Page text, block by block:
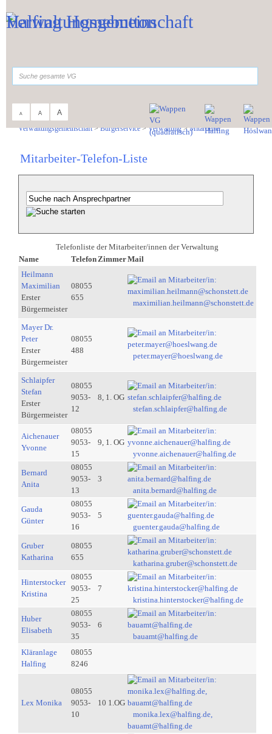
A A A
Verwaltungsgemeinschaft>Bürgerservice>Verwaltung>Mitarbeiter
Mitarbeiter-Telefon-Liste
Telefonliste der Mitarbeiter/innen der Verwaltung
Name
Telefon ZimmerMail
Heilmann
Maximilian
Erster
Bürgermeister
08055
655
maximilian.heilmann@schonstett.de
Mayer Dr.
Peter
Erster
Bürgermeister
08055
488
peter.mayer@hoeslwang.de
Schlaipfer
Stefan
Erster
Bürgermeister
08055
9053-
12
8, 1. OG
stefan.schlaipfer@halfing.de
Aichenauer
Yvonne
08055
9053-
15
9, 1. OG
yvonne.aichenauer@halfing.de
Bernard
Anita
08055
9053-
13
3
anita.bernard@halfing.de
Gauda
Günter
08055
9053-
16
5
guenter.gauda@halfing.de
Gruber
Katharina
08055
655
katharina.gruber@schonstett.de
Hinterstocker
Kristina
08055
9053-
25
7
kristina.hinterstocker@halfing.de
Huber
Elisabeth
08055
9053-
35
6
bauamt@halfing.de
Kläranlage
Halfing
08055
8246
Lex Monika
08055
9053-
10
10 1.OG
monika.lex@halfing.de,
bauamt@halfing.de